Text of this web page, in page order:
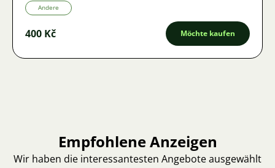
Andere
400 Kč Möchte kaufen
Empfohlene Anzeigen
Wir haben die interessantesten Angebote ausgewählt